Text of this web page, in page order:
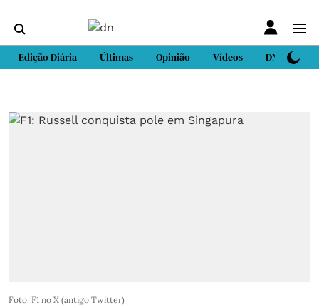
Edição Diária Últimas Opinião Vídeos DN Sport
Foto: F1 no X (antigo Twitter)